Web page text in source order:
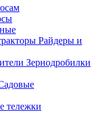
Райдеры и
Зернодробилки
тележки